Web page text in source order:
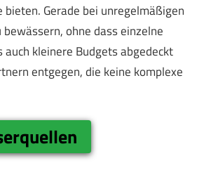
Gerade bei unregelmäßigen
ohne dass einzelne
kleinere Budgets abgedeckt
entgegen, die keine komplexe